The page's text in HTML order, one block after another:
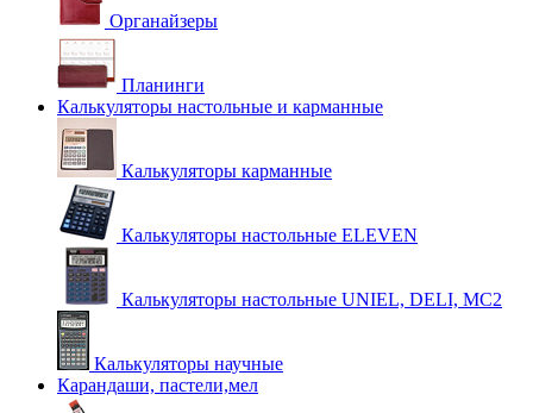
Органайзеры
Планинги
Калькуляторы настольные и карманные
Калькуляторы карманные
Калькуляторы настольные ELEVEN
Калькуляторы настольные UNIEL, DELI, MC2
Калькуляторы научные
Карандаши, пастели,мел